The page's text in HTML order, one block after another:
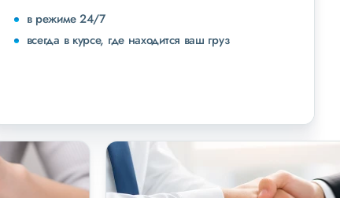
в режиме 24/7
всегда в курсе, где находится ваш груз